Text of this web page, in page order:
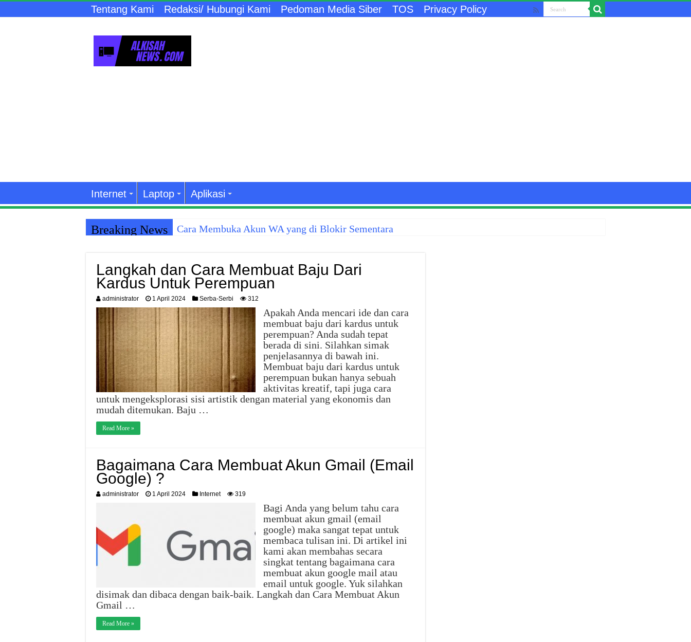
Tentang Kami Redaksi/ Hubungi Kami Pedoman Media Siber TOS Privacy Policy
Internet Laptop Aplikasi
Breaking News Cara Membuka Akun WA yang di Blokir Sementara
Langkah dan Cara Membuat Baju Dari
Kardus Untuk Perempuan
administrator 1 April 2024 Serba-Serbi 312
Apakah Anda mencari ide dan cara
membuat baju dari kardus untuk
perempuan? Anda sudah tepat
berada di sini. Silahkan simak
penjelasannya di bawah ini.
Membuat baju dari kardus untuk
perempuan bukan hanya sebuah
aktivitas kreatif, tapi juga cara
untuk mengeksplorasi sisi artistik dengan material yang ekonomis dan
mudah ditemukan. Baju …
Read More »
Bagaimana Cara Membuat Akun Gmail (Email
Google) ?
administrator 1 April 2024 Internet 319
Bagi Anda yang belum tahu cara
membuat akun gmail (email
google) maka sangat tepat untuk
membaca tulisan ini. Di artikel ini
kami akan membahas secara
singkat tentang bagaimana cara
membuat akun google mail atau
email untuk google. Yuk silahkan
disimak dan dibaca dengan baik-baik. Langkah dan Cara Membuat Akun
Gmail …
Read More »